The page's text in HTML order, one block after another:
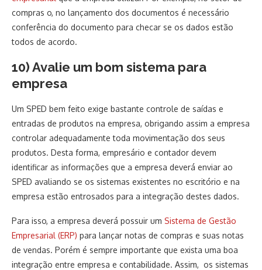
compras o, no lançamento dos documentos é necessário
conferência do documento para checar se os dados estão
todos de acordo.
10) Avalie um bom sistema para
empresa
Um SPED bem feito exige bastante controle de saídas e
entradas de produtos na empresa, obrigando assim a empresa
controlar adequadamente toda movimentação dos seus
produtos. Desta forma, empresário e contador devem
identificar as informações que a empresa deverá enviar ao
SPED avaliando se os sistemas existentes no escritório e na
empresa estão entrosados para a integração destes dados.
Para isso, a empresa deverá possuir um Sistema de Gestão
Empresarial (ERP) para lançar notas de compras e suas notas
de vendas. Porém é sempre importante que exista uma boa
integração entre empresa e contabilidade. Assim, os sistemas